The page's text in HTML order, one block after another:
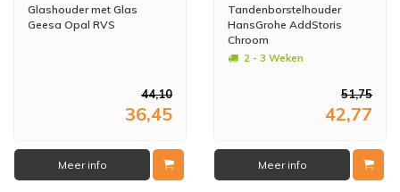
Glashouder met Glas
Geesa Opal RVS
44,10
36,45
Meer info
Tandenborstelhouder
HansGrohe AddStoris
Chroom
2 - 3 Weken
51,75
42,77
Meer info